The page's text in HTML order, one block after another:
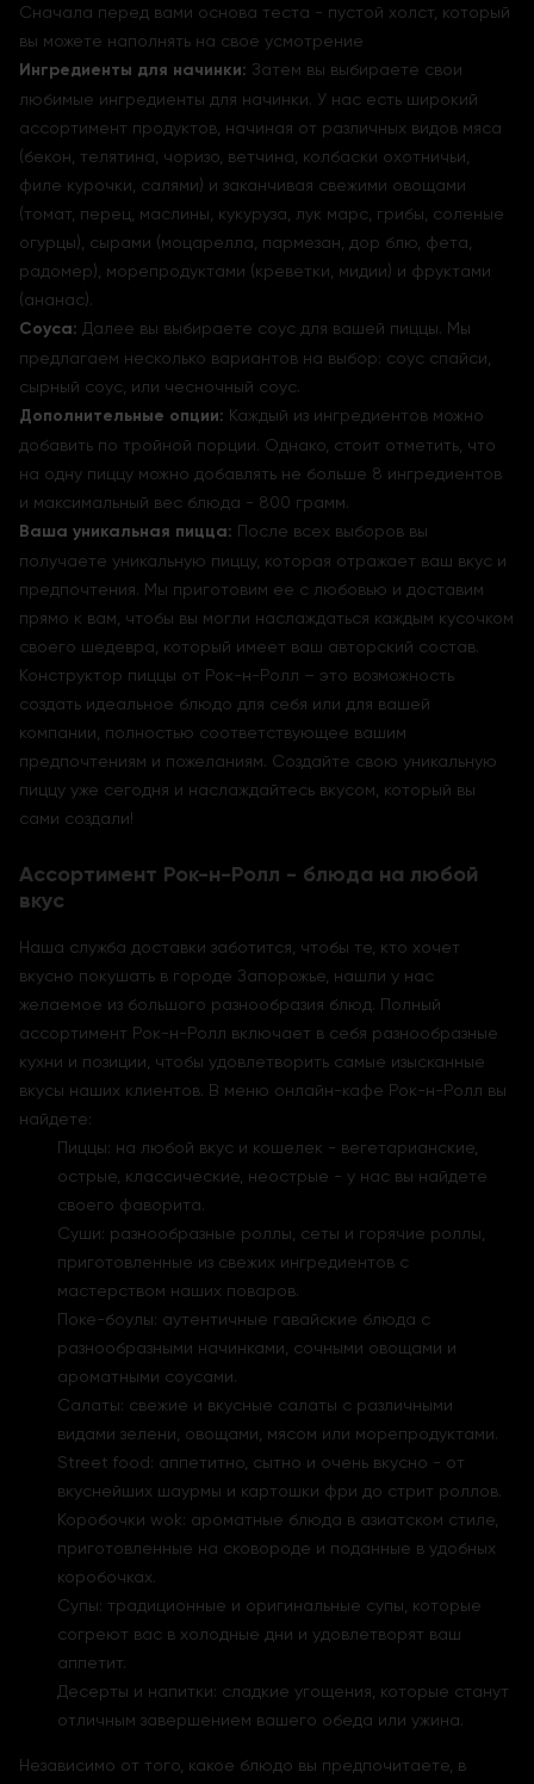
Сначала перед вами основа теста - пустой холст, который
вы можете наполнять на свое усмотрение
Ингредиенты для начинки: Затем вы выбираете свои
любимые ингредиенты для начинки. У нас есть широкий
ассортимент продуктов, начиная от различных видов мяса
(бекон, телятина, чоризо, ветчина, колбаски охотничьи,
филе курочки, салями) и заканчивая свежими овощами
(томат, перец, маслины, кукуруза, лук марс, грибы, соленые
огурцы), сырами (моцарелла, пармезан, дор блю, фета,
радомер), морепродуктами (креветки, мидии) и фруктами
(ананас).
Соуса: Далее вы выбираете соус для вашей пиццы. Мы
предлагаем несколько вариантов на выбор: соус спайси,
сырный соус, или чесночный соус.
Дополнительные опции: Каждый из ингредиентов можно
добавить по тройной порции. Однако, стоит отметить, что
на одну пиццу можно добавлять не больше 8 ингредиентов
и максимальный вес блюда - 800 грамм.
Ваша уникальная пицца: После всех выборов вы
получаете уникальную пиццу, которая отражает ваш вкус и
предпочтения. Мы приготовим ее с любовью и доставим
прямо к вам, чтобы вы могли наслаждаться каждым кусочком
своего шедевра, который имеет ваш авторский состав.
Конструктор пиццы от Рок-н-Ролл – это возможность
создать идеальное блюдо для себя или для вашей
компании, полностью соответствующее вашим
предпочтениям и пожеланиям. Создайте свою уникальную
пиццу уже сегодня и наслаждайтесь вкусом, который вы
сами создали!
Ассортимент Рок-н-Ролл - блюда на любой
вкус
Наша служба доставки заботится, чтобы те, кто хочет
вкусно покушать в городе Запорожье, нашли у нас
желаемое из большого разнообразия блюд. Полный
ассортимент Рок-н-Ролл включает в себя разнообразные
кухни и позиции, чтобы удовлетворить самые изысканные
вкусы наших клиентов. В меню онлайн-кафе Рок-н-Ролл вы
найдете:
Пиццы: на любой вкус и кошелек - вегетарианские,
острые, классические, неострые - у нас вы найдете
своего фаворита.
Суши: разнообразные роллы, сеты и горячие роллы,
приготовленные из свежих ингредиентов с
мастерством наших поваров.
Поке-боулы: аутентичные гавайские блюда с
разнообразными начинками, сочными овощами и
ароматными соусами.
Салаты: свежие и вкусные салаты с различными
видами зелени, овощами, мясом или морепродуктами.
Street food: аппетитно, сытно и очень вкусно - от
вкуснейших шаурмы и картошки фри до стрит роллов.
Коробочки wok: ароматные блюда в азиатском стиле,
приготовленные на сковороде и поданные в удобных
коробочках.
Супы: традиционные и оригинальные супы, которые
согреют вас в холодные дни и удовлетворят ваш
аппетит.
Десерты и напитки: сладкие угощения, которые станут
отличным завершением вашего обеда или ужина.
Независимо от того, какое блюдо вы предпочитаете, в